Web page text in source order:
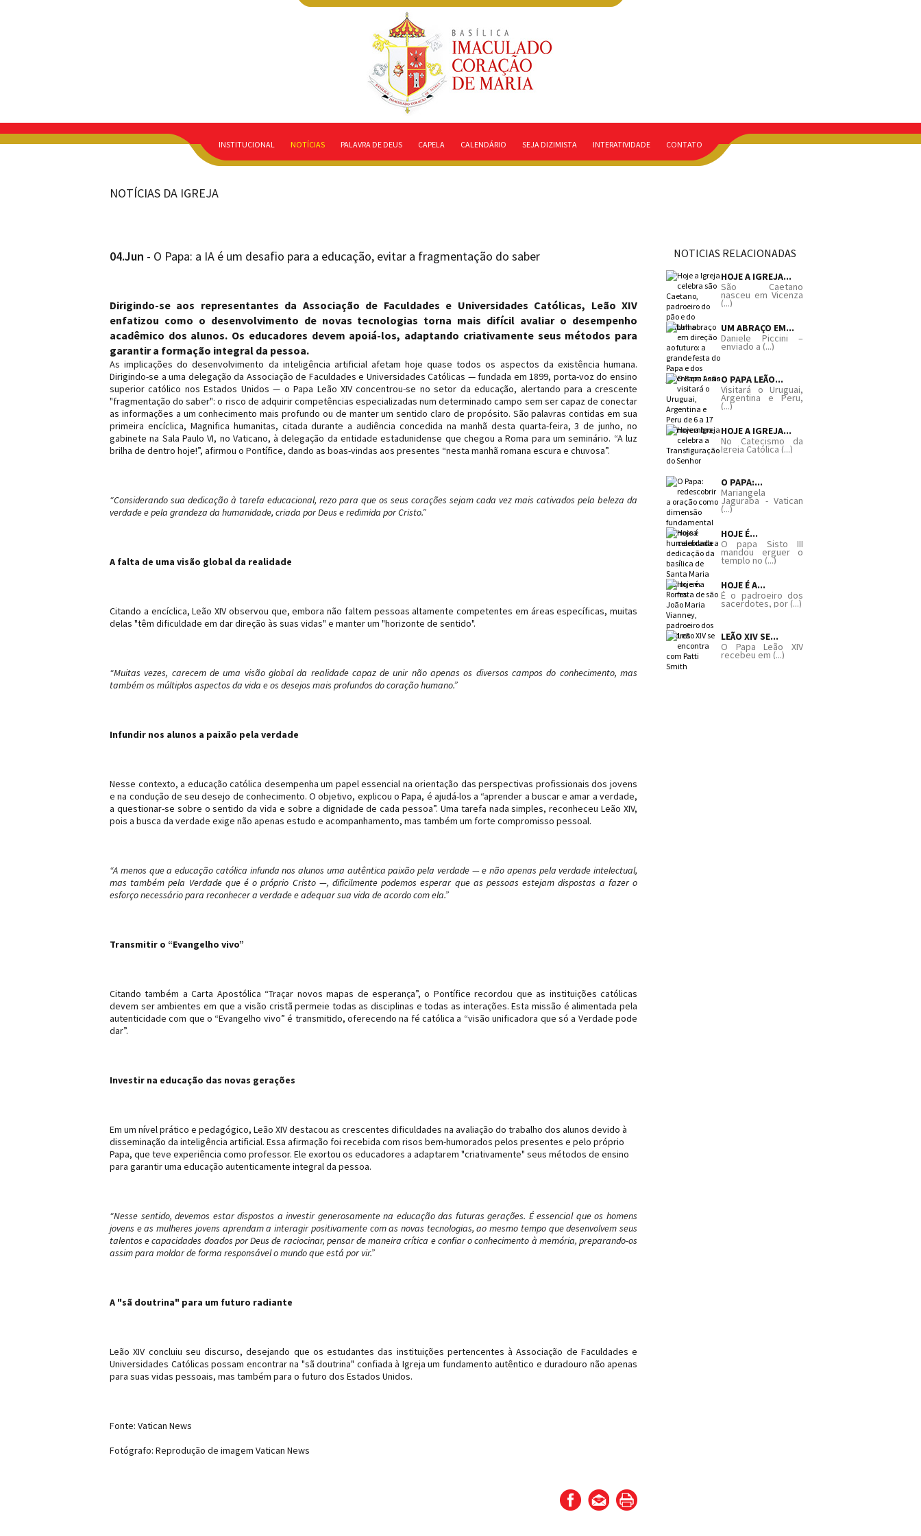
INSTITUCIONAL NOTÍCIAS PALAVRA DE DEUS CAPELA CALENDÁRIO SEJA DIZIMISTA INTERATIVIDADE CONTATO
NOTÍCIAS DA IGREJA
NOTICIAS RELACIONADAS
HOJE A IGREJA...
São Caetano
nasceu em Vicenza
(...)
UM ABRAÇO EM...
Daniele Piccini –
enviado a (...)
O PAPA LEÃO...
Visitará o Uruguai,
Argentina e Peru,
(...)
HOJE A IGREJA...
No Catecismo da
Igreja Católica (...)
O PAPA:...
Mariangela
Jaguraba - Vatican
(...)
HOJE É...
O papa Sisto III
mandou erguer o
templo no (...)
HOJE É A...
É o padroeiro dos
sacerdotes, por (...)
LEÃO XIV SE...
O Papa Leão XIV
recebeu em (...)
04.Jun - O Papa: a IA é um desafio para a educação, evitar a fragmentação do saber
Dirigindo-se aos representantes da Associação de Faculdades e Universidades Católicas, Leão XIV
enfatizou como o desenvolvimento de novas tecnologias torna mais difícil avaliar o desempenho
acadêmico dos alunos. Os educadores devem apoiá-los, adaptando criativamente seus métodos para
garantir a formação integral da pessoa.
As implicações do desenvolvimento da inteligência artificial afetam hoje quase todos os aspectos da existência humana.
Dirigindo-se a uma delegação da Associação de Faculdades e Universidades Católicas — fundada em 1899, porta-voz do ensino
superior católico nos Estados Unidos — o Papa Leão XIV concentrou-se no setor da educação, alertando para a crescente
"fragmentação do saber": o risco de adquirir competências especializadas num determinado campo sem ser capaz de conectar
as informações a um conhecimento mais profundo ou de manter um sentido claro de propósito. São palavras contidas em sua
primeira encíclica, Magnifica humanitas, citada durante a audiência concedida na manhã desta quarta-feira, 3 de junho, no
gabinete na Sala Paulo VI, no Vaticano, à delegação da entidade estadunidense que chegou a Roma para um seminário. “A luz
brilha de dentro hoje!”, afirmou o Pontífice, dando as boas-vindas aos presentes “nesta manhã romana escura e chuvosa”.
“Considerando sua dedicação à tarefa educacional, rezo para que os seus corações sejam cada vez mais cativados pela beleza da
verdade e pela grandeza da humanidade, criada por Deus e redimida por Cristo.”
A falta de uma visão global da realidade
Citando a encíclica, Leão XIV observou que, embora não faltem pessoas altamente competentes em áreas específicas, muitas
delas "têm dificuldade em dar direção às suas vidas" e manter um "horizonte de sentido".
“Muitas vezes, carecem de uma visão global da realidade capaz de unir não apenas os diversos campos do conhecimento, mas
também os múltiplos aspectos da vida e os desejos mais profundos do coração humano.”
Infundir nos alunos a paixão pela verdade
Nesse contexto, a educação católica desempenha um papel essencial na orientação das perspectivas profissionais dos jovens
e na condução de seu desejo de conhecimento. O objetivo, explicou o Papa, é ajudá-los a “aprender a buscar e amar a verdade,
a questionar-se sobre o sentido da vida e sobre a dignidade de cada pessoa”. Uma tarefa nada simples, reconheceu Leão XIV,
pois a busca da verdade exige não apenas estudo e acompanhamento, mas também um forte compromisso pessoal.
“A menos que a educação católica infunda nos alunos uma autêntica paixão pela verdade — e não apenas pela verdade intelectual,
mas também pela Verdade que é o próprio Cristo —, dificilmente podemos esperar que as pessoas estejam dispostas a fazer o
esforço necessário para reconhecer a verdade e adequar sua vida de acordo com ela.”
Transmitir o “Evangelho vivo”
Citando também a Carta Apostólica “Traçar novos mapas de esperança”, o Pontífice recordou que as instituições católicas
devem ser ambientes em que a visão cristã permeie todas as disciplinas e todas as interações. Esta missão é alimentada pela
autenticidade com que o “Evangelho vivo” é transmitido, oferecendo na fé católica a “visão unificadora que só a Verdade pode
dar”.
Investir na educação das novas gerações
Em um nível prático e pedagógico, Leão XIV destacou as crescentes dificuldades na avaliação do trabalho dos alunos devido à
disseminação da inteligência artificial. Essa afirmação foi recebida com risos bem-humorados pelos presentes e pelo próprio
Papa, que teve experiência como professor. Ele exortou os educadores a adaptarem "criativamente" seus métodos de ensino
para garantir uma educação autenticamente integral da pessoa.
“Nesse sentido, devemos estar dispostos a investir generosamente na educação das futuras gerações. É essencial que os homens
jovens e as mulheres jovens aprendam a interagir positivamente com as novas tecnologias, ao mesmo tempo que desenvolvem seus
talentos e capacidades doados por Deus de raciocinar, pensar de maneira crítica e confiar o conhecimento à memória, preparando-os
assim para moldar de forma responsável o mundo que está por vir.”
A "sã doutrina" para um futuro radiante
Leão XIV concluiu seu discurso, desejando que os estudantes das instituições pertencentes à Associação de Faculdades e
Universidades Católicas possam encontrar na "sã doutrina" confiada à Igreja um fundamento autêntico e duradouro não apenas
para suas vidas pessoais, mas também para o futuro dos Estados Unidos.
Fonte: Vatican News
Fotógrafo: Reprodução de imagem Vatican News